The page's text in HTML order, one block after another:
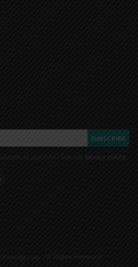
SUBSCRIBE
at any time. See our privacy policy
All Rights Reserved